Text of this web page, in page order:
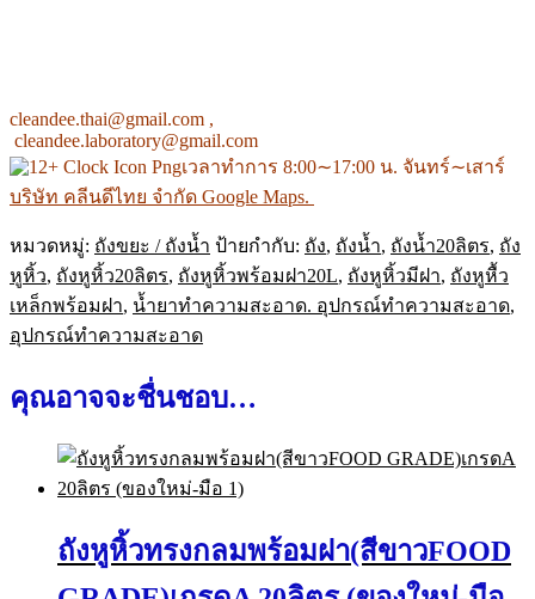
cleandee.thai@gmail.com ,
cleandee.laboratory@gmail.com
เวลาทำการ 8:00∼17:00 น. จันทร์∼เสาร์
บริษัท คลีนดีไทย จำกัด Google Maps.
หมวดหมู่: ถังขยะ / ถังน้ำ ป้ายกำกับ: ถัง, ถังน้ำ, ถังน้ำ20ลิตร, ถัง
หูหิ้ว, ถังหูหิ้ว20ลิตร, ถังหูหิ้วพร้อมฝา20L, ถังหูหิ้วมีฝา, ถังหูหื้ว
เหล็กพร้อมฝา, น้ำยาทำความสะอาด. อุปกรณ์ทำความสะอาด,
อุปกรณ์ทำความสะอาด
คุณอาจจะชื่นชอบ…
ถังหูหิ้วทรงกลมพร้อมฝา(สีขาวFOOD